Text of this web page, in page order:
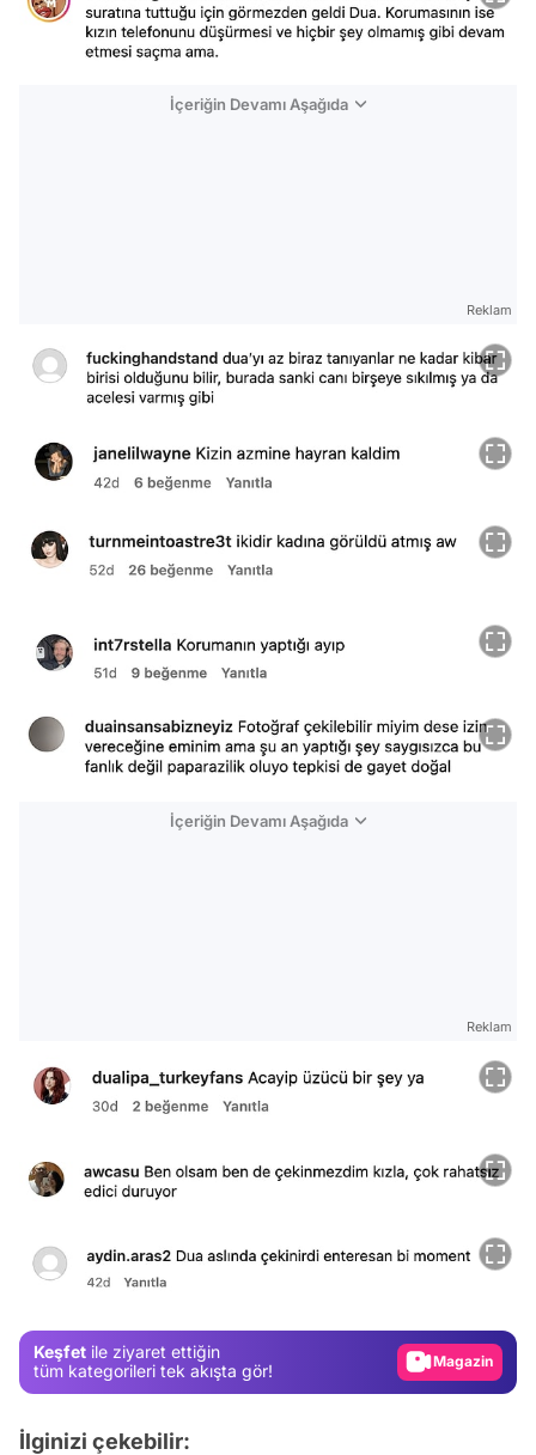
İçeriğin Devamı Aşağıda
Reklam
İçeriğin Devamı Aşağıda
Reklam
Keşfet ile ziyaret ettiğin
tüm kategorileri tek akışta gör!
Test
Video
İlginizi çekebilir: